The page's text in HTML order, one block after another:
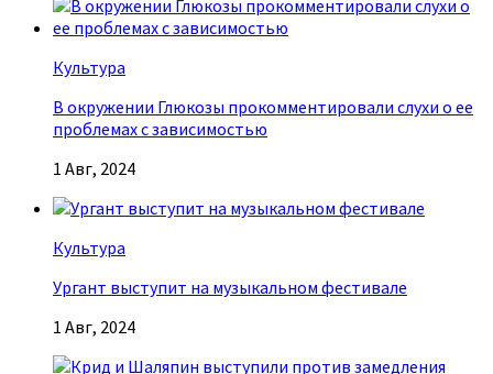
Культура
В окружении Глюкозы прокомментировали слухи о ее
проблемах с зависимостью
1 Авг, 2024
Культура
Ургант выступит на музыкальном фестивале
1 Авг, 2024